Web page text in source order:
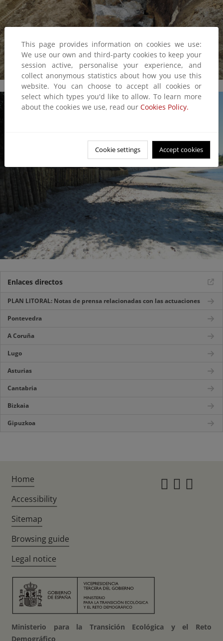
Enlaces directos
PLAN LITORAL: Notas de prensa relacionadas con las actuaciones
Pontevedra
A Coruña
Lugo
Asturias
Cantabria
Bizkaia
Gipuzkoa
This page provides information on cookies we use:
We use our own and third-party cookies to keep your
session active, personalise your experience, and
collect anonymous statistics about how you use this
website. You can choose to accept all cookies or
select which types you'd like to allow. To learn more
about the cookies we use, read our Cookies Policy.
Cookie settings Accept cookies
Home
Accessibility
Sitemap
Browsing guide
Legal notice
Ministerio para la Transición Ecológica y el Reto
Demográfico